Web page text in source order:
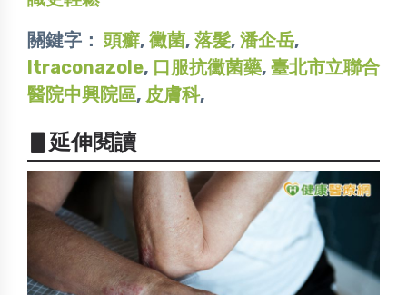
關鍵字： 頭癬, 黴菌, 落髮, 潘企岳,
Itraconazole, 口服抗黴菌藥, 臺北市立聯合
醫院中興院區, 皮膚科,
▋延伸閱讀